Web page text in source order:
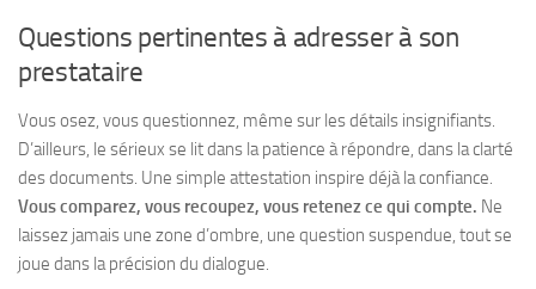
Questions pertinentes à adresser à son
prestataire
Vous osez, vous questionnez, même sur les détails insignifiants.
D’ailleurs, le sérieux se lit dans la patience à répondre, dans la clarté
des documents. Une simple attestation inspire déjà la confiance.
Vous comparez, vous recoupez, vous retenez ce qui compte. Ne
laissez jamais une zone d’ombre, une question suspendue, tout se
joue dans la précision du dialogue.